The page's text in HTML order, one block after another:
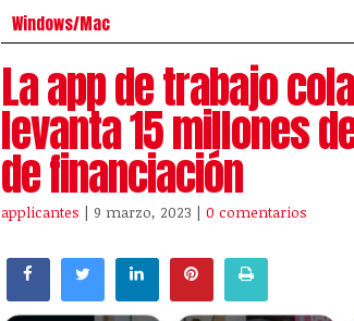
Windows/Mac
La app de trabajo
levanta 15 millones
de financiación
applicantes | 9 marzo, 2023 | 0 comentarios